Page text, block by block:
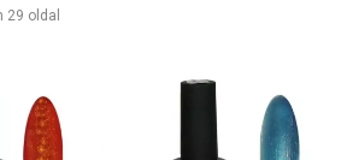
29 oldal